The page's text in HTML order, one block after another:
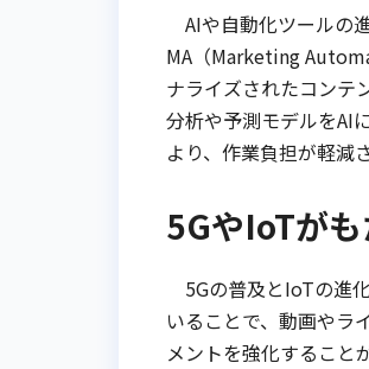
AIや自動化ツールの
MA（Marketing
ナライズされたコンテ
分析や予測モデルをAI
より、作業負担が軽減
5GやIoTが
5Gの普及とIoTの進化
いることで、動画やラ
メントを強化すること